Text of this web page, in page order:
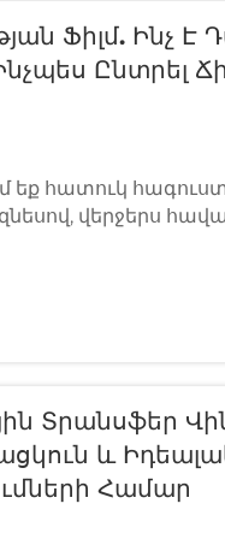
Ֆիլմ. Ինչ Է
Ընտրել
եք հատուկ
վերջերս
մասին: Ոմանք
ջերմային
Տրանսֆեր
ԵՒ
Համար